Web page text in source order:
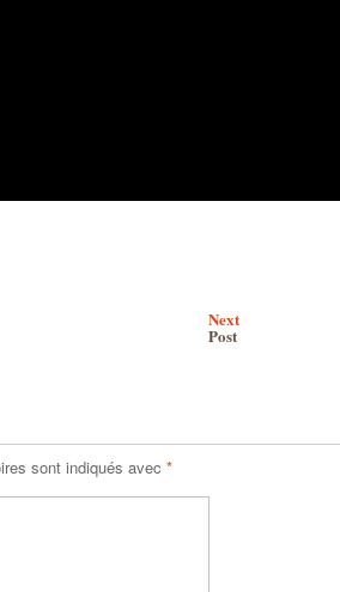
Next
Post
sont indiqués avec *